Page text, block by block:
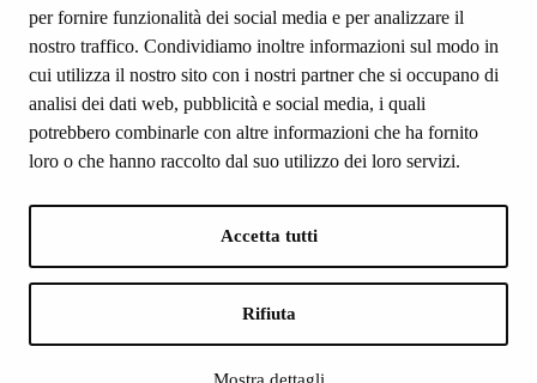
per fornire funzionalità dei social media e per analizzare il
nostro traffico. Condividiamo inoltre informazioni sul modo in
cui utilizza il nostro sito con i nostri partner che si occupano di
analisi dei dati web, pubblicità e social media, i quali
potrebbero combinarle con altre informazioni che ha fornito
loro o che hanno raccolto dal suo utilizzo dei loro servizi.
Accetta tutti
Rifiuta